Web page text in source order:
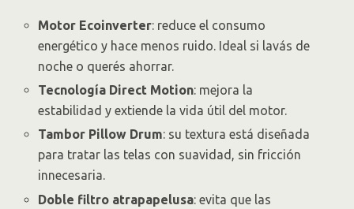
Motor Ecoinverter: reduce el consumo
energético y hace menos ruido. Ideal si lavás de
noche o querés ahorrar.
Tecnología Direct Motion: mejora la
estabilidad y extiende la vida útil del motor.
Tambor Pillow Drum: su textura está diseñada
para tratar las telas con suavidad, sin fricción
innecesaria.
Doble filtro atrapapelusa: evita que las